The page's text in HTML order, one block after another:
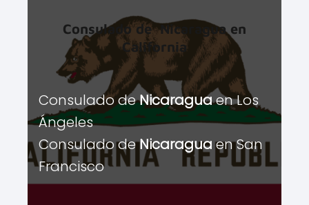
Consulado deNicaraguaen
California
Consulado deNicaraguaen Los
Ángeles
Consulado deNicaraguaen San
Francisco